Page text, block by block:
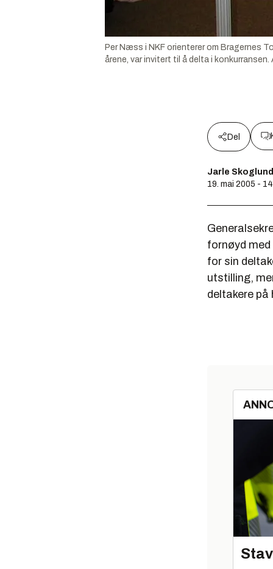
Per Næss i NKF orienterer om Bragernes
årene, var invitert til å delta i
Del
Jarle Skoglund
19. mai 2005 -
fornøyd
for sin
utstilling,
deltakere på